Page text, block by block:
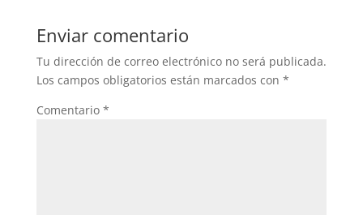
Enviar comentario
Tu dirección de correo electrónico no será publicada.
Los campos obligatorios están marcados con *
Comentario *